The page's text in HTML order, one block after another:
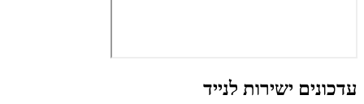
עדכונים ישירות לנייד